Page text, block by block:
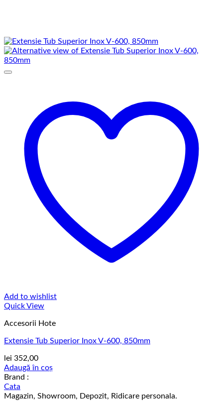
Add to wishlist
Quick View
Accesorii Hote
Extensie Tub Superior Inox V-600, 850mm
lei 352,00
Adaugă în coș
Brand :
Cata
Magazin, Showroom, Depozit, Ridicare personala.